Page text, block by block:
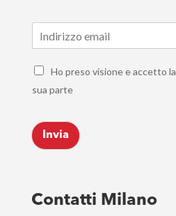
m
C
e
k
b
s
*
Ho preso visione e accetto la
sua parte
Invia
Contatti Milano